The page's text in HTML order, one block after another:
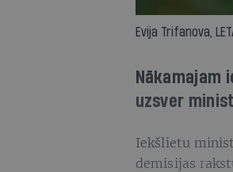
Evija Trifanova,
Nākamajam
uzsver
Iekšlietu
demisijas